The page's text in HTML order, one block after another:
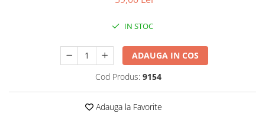
Creioane colorate si carioci
Stampile si tusiere
Cusut si tricotaj
Jocuri de societate pentru copii
Jocuri logice pentru copii
Jocuri matematice
IN STOC
ADAUGA IN COS
Cod Produs: 9154
Adauga la Favorite